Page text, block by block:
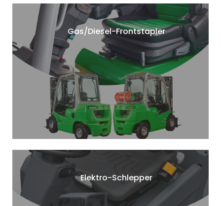
Gas/Diesel-Frontstapler
Elektro-Schlepper